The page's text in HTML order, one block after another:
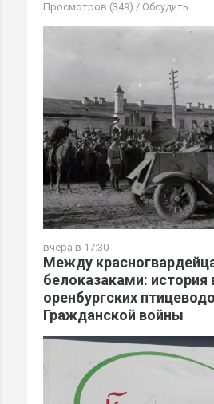
Просмотров (349) / Обсудить
вчера в 17:30
Между
белоказаками:
оренбургских
Гражданской войны